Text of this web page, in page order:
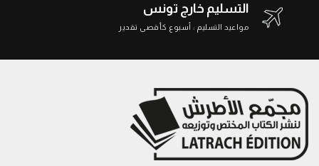
التسليم خارج تونس
مواعيد التسليم : أسبوع كأقصى تقدير